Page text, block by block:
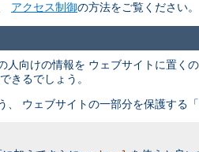
アクセス制御の方法をご覧ください。
人向けの情報を ウェブサイトに置
きるでしょう。
ウェブサイトの一部分を保護する